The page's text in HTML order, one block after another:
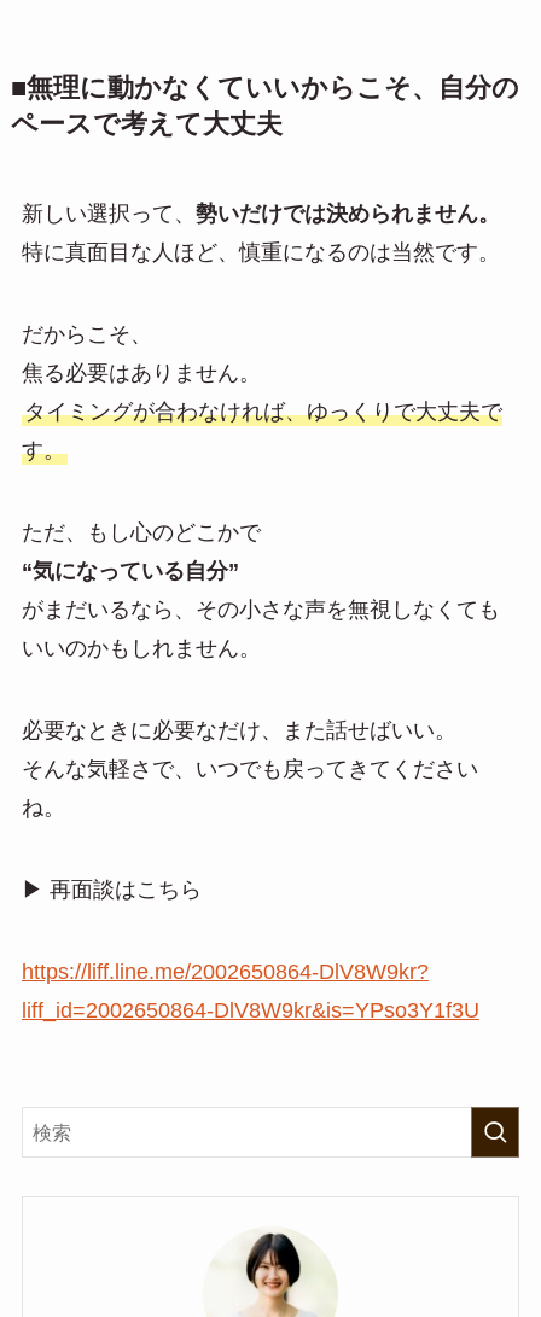
■無理に動かなくていいからこそ、自分の
ペースで考えて大丈夫
新しい選択って、 勢いだけでは決められません。
特に真面目な人ほど、慎重になるのは当然です。
だからこそ、
焦る必要はありません。
タイミングが合わなければ、ゆっくりで大丈夫で
す。
ただ、もし心のどこかで
“気になっている自分”
がまだいるなら、その小さな声を無視しなくても
いいのかもしれません。
必要なときに必要なだけ、また話せばいい。
そんな気軽さで、いつでも戻ってきてください
ね。
▶︎ 再面談はこちら
https://liff.line.me/2002650864-DlV8W9kr?
liff_id=2002650864-DlV8W9kr&is=YPso3Y1f3U